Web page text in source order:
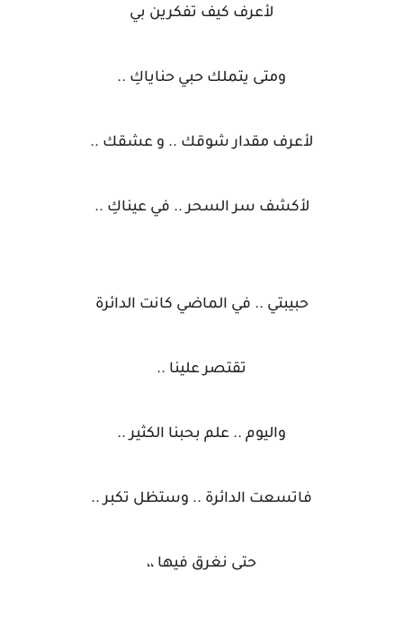
لأعرف كيف تفكرين بي
ومتى يتملك حبي حناياكِ ..
لأعرف مقدار شوقك .. و عشقك ..
لأكشف سر السحر .. في عيناكِ ..
حبيبتي .. في الماضي كانت الدائرة
تقتصر علينا ..
واليوم .. علم بحبنا الكثير ..
فاتسعت الدائرة .. وستظل تكبر ..
حتى نغرق فيها ،،